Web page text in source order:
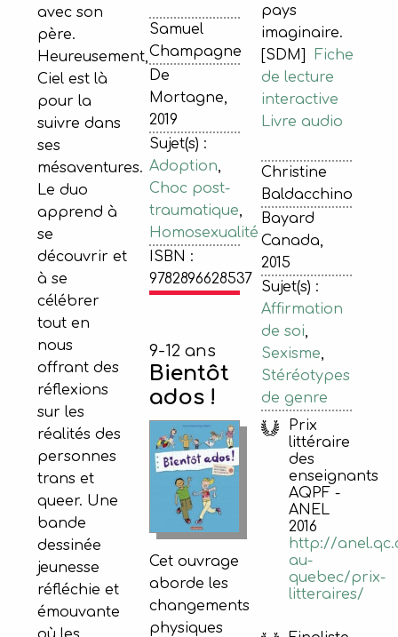
Samuel
Champagne
De
Mortagne,
2019
Sujet(s) :
Adoption
Choc post-
traumatique
Homosexualité
ISBN :
9782896628537
avec son
père.
Heureusement,
Ciel est là
pour la
suivre dans
ses
mésaventures.
Le duo
apprend à
se
découvrir et
à se
célébrer
tout en
nous
offrant des
réflexions
sur les
réalités des
personnes
trans et
queer. Une
bande
dessinée
jeunesse
réfléchie et
émouvante
9-12 ans
Bientôt
ados !
Cet ouvrage
aborde les
changements
physiques
pays
imaginaire.
[SDM]
Fiche
de lecture
interactive
Livre audio
Christine
Baldacchino
Bayard
Canada,
2015
Sujet(s) :
Affirmation
de soi,
Sexisme,
Stéréotypes
de genre
Prix
littéraire
des
enseignants
AQPF -
ANEL
2016
http://
au-
quebec/prix-
litteraires/